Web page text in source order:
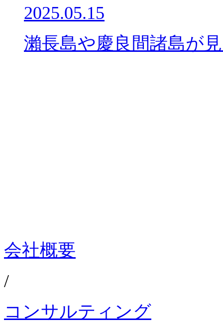
2025.05.15
瀨長島や慶良間諸島が
会社概要
/
コンサルティング